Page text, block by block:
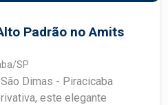
Padrão no Amits
SP
Dimas - Piracicaba
este elegante